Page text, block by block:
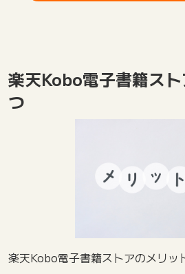
楽天Kobo電子書籍ス
つ
楽天Kobo電子書籍ストアのメリッ